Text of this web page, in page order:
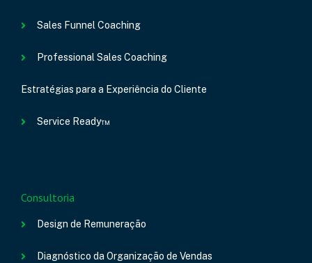
Sales Funnel Coaching
Professional Sales Coaching
Estratégias para a Experiência do Cliente
Service Ready™
Consultoria
Design de Remuneração
Diagnóstico da Organização de Vendas